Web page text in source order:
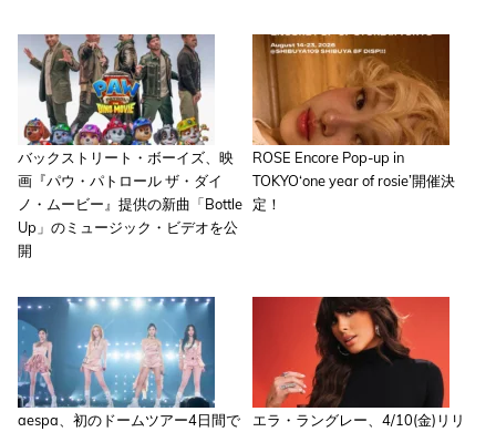
バックストリート・ボーイズ、映
画『パウ・パトロール ザ・ダイ
ノ・ムービー』提供の新曲「Bottle
Up」のミュージック・ビデオを公
開
ROSE Encore Pop-up in
TOKYO‘one year of rosie’開催決
定！
aespa、初のドームツアー4日間で
エラ・ラングレー、4/10(金)リリ